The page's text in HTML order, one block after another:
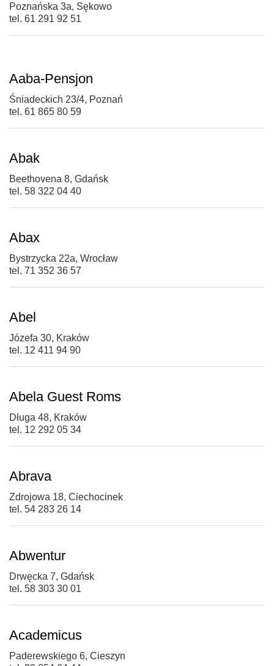
Poznańska 3a, Sękowo
tel. 61 291 92 51
Aaba-Pensjon
Śniadeckich 23/4, Poznań
tel. 61 865 80 59
Abak
Beethovena 8, Gdańsk
tel. 58 322 04 40
Abax
Bystrzycka 22a, Wrocław
tel. 71 352 36 57
Abel
Józefa 30, Kraków
tel. 12 411 94 90
Abela Guest Roms
Długa 48, Kraków
tel. 12 292 05 34
Abrava
Zdrojowa 18, Ciechocinek
tel. 54 283 26 14
Abwentur
Drwęcka 7, Gdańsk
tel. 58 303 30 01
Academicus
Paderewskiego 6, Cieszyn